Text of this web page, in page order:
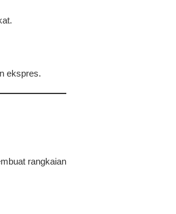
ekspres.
rangkaian